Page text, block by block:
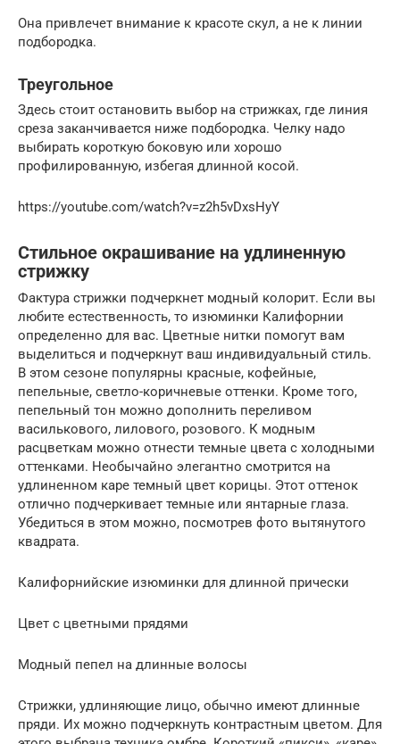
Она привлечет внимание к красоте скул, а не к линии
подбородка.
Треугольное
Здесь стоит остановить выбор на стрижках, где линия
среза заканчивается ниже подбородка. Челку надо
выбирать короткую боковую или хорошо
профилированную, избегая длинной косой.
https://youtube.com/watch?v=z2h5vDxsHyY
Стильное окрашивание на удлиненную
стрижку
Фактура стрижки подчеркнет модный колорит. Если вы
любите естественность, то изюминки Калифорнии
определенно для вас. Цветные нитки помогут вам
выделиться и подчеркнут ваш индивидуальный стиль.
В этом сезоне популярны красные, кофейные,
пепельные, светло-коричневые оттенки. Кроме того,
пепельный тон можно дополнить переливом
василькового, лилового, розового. К модным
расцветкам можно отнести темные цвета с холодными
оттенками. Необычайно элегантно смотрится на
удлиненном каре темный цвет корицы. Этот оттенок
отлично подчеркивает темные или янтарные глаза.
Убедиться в этом можно, посмотрев фото вытянутого
квадрата.
Калифорнийские изюминки для длинной прически
Цвет с цветными прядями
Модный пепел на длинные волосы
Стрижки, удлиняющие лицо, обычно имеют длинные
пряди. Их можно подчеркнуть контрастным цветом. Для